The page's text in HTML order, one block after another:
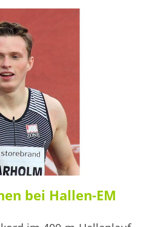
der Kritik stehende Projekt
bei Hallen-EM